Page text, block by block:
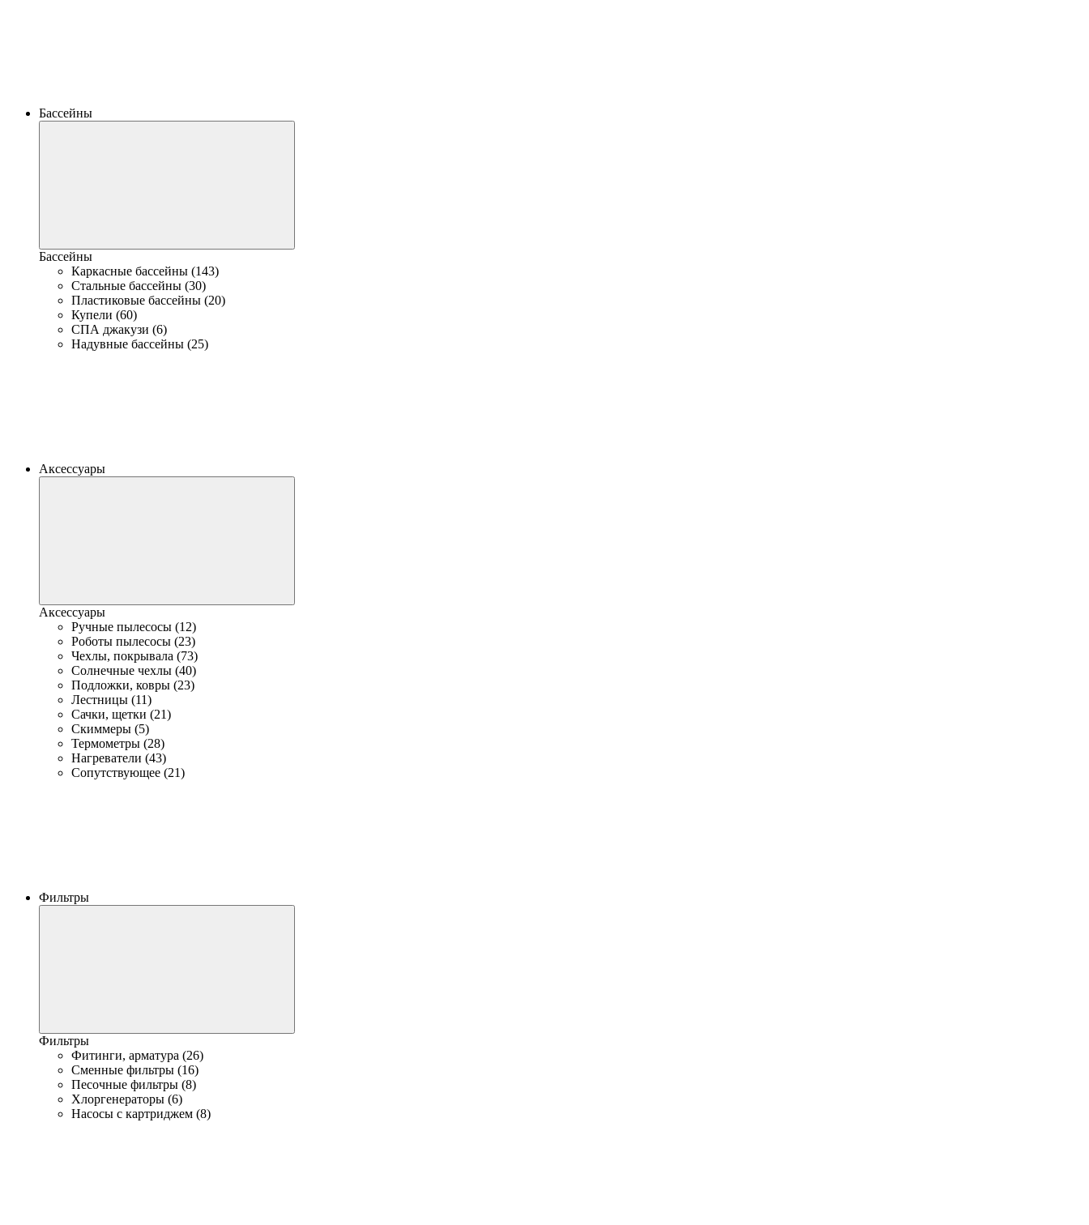
Бассейны
Бассейны
Каркасные бассейны (143)
Стальные бассейны (30)
Пластиковые бассейны (20)
Купели (60)
СПА джакузи (6)
Надувные бассейны (25)
Аксессуары
Аксессуары
Ручные пылесосы (12)
Роботы пылесосы (23)
Чехлы, покрывала (73)
Солнечные чехлы (40)
Подложки, ковры (23)
Лестницы (11)
Сачки, щетки (21)
Скиммеры (5)
Термометры (28)
Нагреватели (43)
Сопутствующее (21)
Фильтры
Фильтры
Фитинги, арматура (26)
Сменные фильтры (16)
Песочные фильтры (8)
Хлоргенераторы (6)
Насосы с картриджем (8)